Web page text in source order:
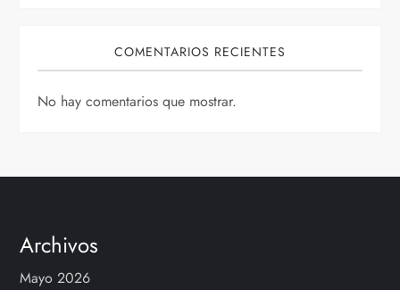
COMENTARIOS RECIENTES
No hay comentarios que mostrar.
Archivos
Mayo 2026